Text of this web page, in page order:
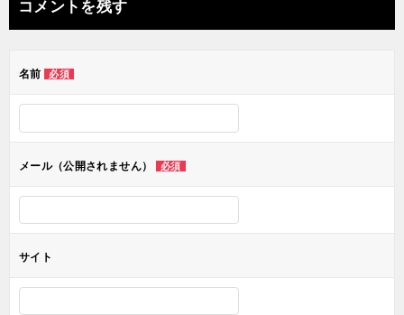
ビ
ー
ン
コメントを残す
名前 必須
メール（公開されません） 必須
サイト